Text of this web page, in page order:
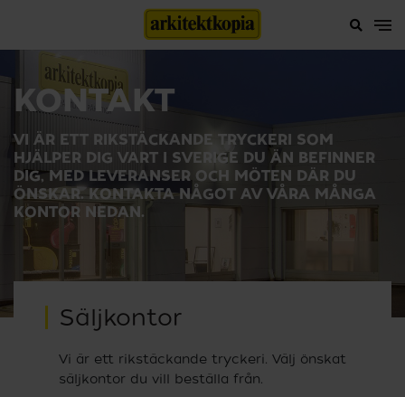
KONTAKT
VI ÄR ETT RIKSTÄCKANDE TRYCKERI SOM
HJÄLPER DIG VART I SVERIGE DU ÄN BEFINNER
DIG, MED LEVERANSER OCH MÖTEN DÄR DU
ÖNSKAR. KONTAKTA NÅGOT AV VÅRA MÅNGA
KONTOR NEDAN.
Säljkontor
Vi är ett rikstäckande tryckeri. Välj önskat
säljkontor du vill beställa från.